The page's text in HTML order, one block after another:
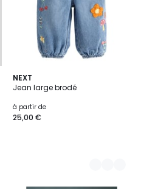
NEXT
Jean large brodé
à partir de
25,00 €
2
Couleurs